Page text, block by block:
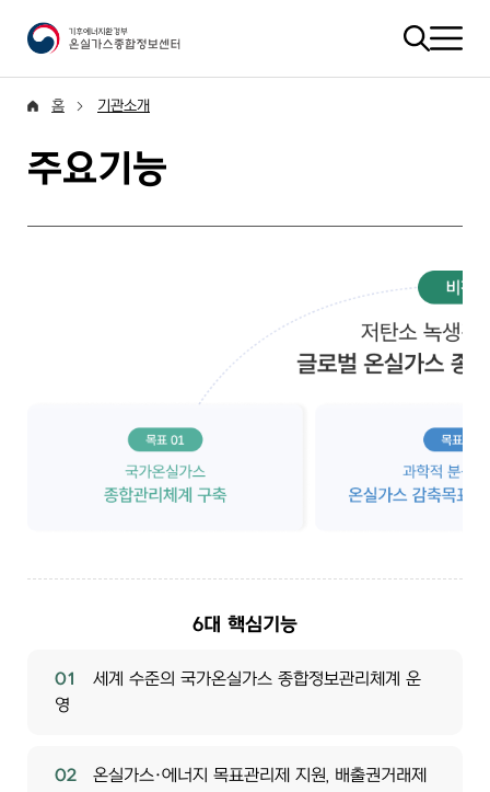
홈 기관소개
주요기능
비전-저탄소 녹생경제를 위한 글로벌 온실가스 종합 싱크탱
6대 핵심기능
01
세계 수준의 국가온실가스 종합정보관리체계 운
영
02
온실가스·에너지 목표관리제 지원, 배출권거래제